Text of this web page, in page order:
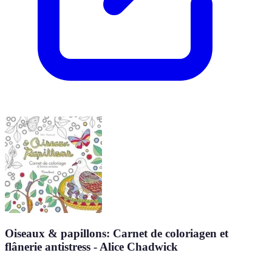
Oiseaux & papillons: Carnet de coloriagen et
flânerie antistress - Alice Chadwick